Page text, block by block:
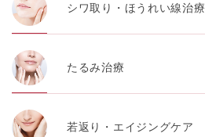
シワ取り・ほうれい線治療
たるみ治療
若返り・エイジングケア